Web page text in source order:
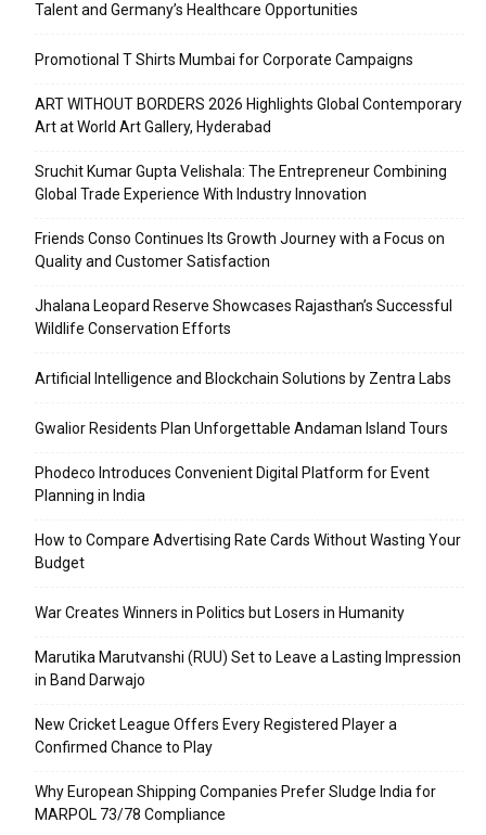
Talent and Germany’s Healthcare Opportunities
Promotional T Shirts Mumbai for Corporate Campaigns
ART WITHOUT BORDERS 2026 Highlights Global Contemporary
Art at World Art Gallery, Hyderabad
Sruchit Kumar Gupta Velishala: The Entrepreneur Combining
Global Trade Experience With Industry Innovation
Friends Conso Continues Its Growth Journey with a Focus on
Quality and Customer Satisfaction
Jhalana Leopard Reserve Showcases Rajasthan’s Successful
Wildlife Conservation Efforts
Artificial Intelligence and Blockchain Solutions by Zentra Labs
Gwalior Residents Plan Unforgettable Andaman Island Tours
Phodeco Introduces Convenient Digital Platform for Event
Planning in India
How to Compare Advertising Rate Cards Without Wasting Your
Budget
War Creates Winners in Politics but Losers in Humanity
Marutika Marutvanshi (RUU) Set to Leave a Lasting Impression
in Band Darwajo
New Cricket League Offers Every Registered Player a
Confirmed Chance to Play
Why European Shipping Companies Prefer Sludge India for
MARPOL 73/78 Compliance